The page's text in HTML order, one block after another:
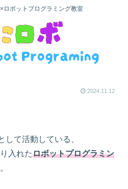
ロボットプログラミング教室
2024.11.12
して活動している、
入れたロボットプログラミン